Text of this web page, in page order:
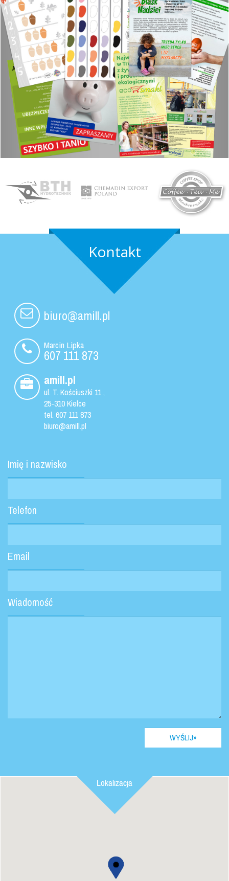
Projekt i wydruk ulotki informacyjnej rozmiar A5
Baila Conmigo
Projekt graficzny i wydruk ulotek reklamowych. Różne formaty.
Ulotki Kielce
Projekt i wydruk ulotek reklamowych.
Kontakt
biuro@amill.pl
Marcin Lipka
607 111 873
amill.pl
ul. T. Kościuszki 11,
25-310Kielce
tel. 607 111 873
biuro@amill.pl
Imię i nazwisko
Telefon
Email
Wiadomość